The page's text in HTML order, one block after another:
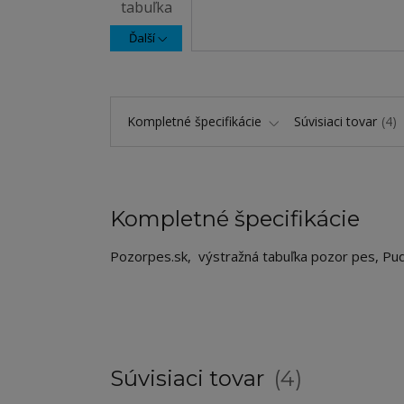
Ďalší
Kompletné špecifikácie Súvisiaci tovar 4
Kompletné špecifikácie
Pozorpes.sk, výstražná tabuľka pozor pes,
Súvisiaci tovar 4